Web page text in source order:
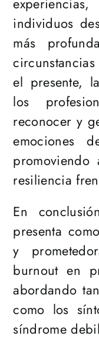
individuos
más
el presente,
los
reconocer y
emociones
resiliencia
En
presenta
y
burnout en
abordando
como los
síndrome